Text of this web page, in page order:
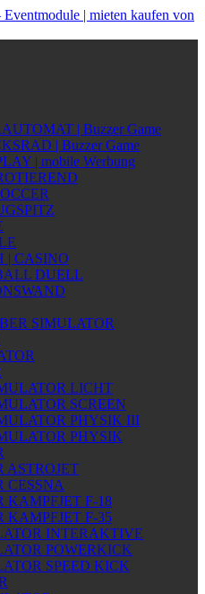
| Buzzer Game
| Buzzer Game
| mobile Werbung
| CASINO
DUELL
SIMULATOR
LICHT
SCREEN
PHYSIK III
PHYSIK
ASTROJET
CESSNA
KAMPFJET F-18
KAMPFJET F-35
INTERAKTIVE
POWERKICK
SPEED KICK